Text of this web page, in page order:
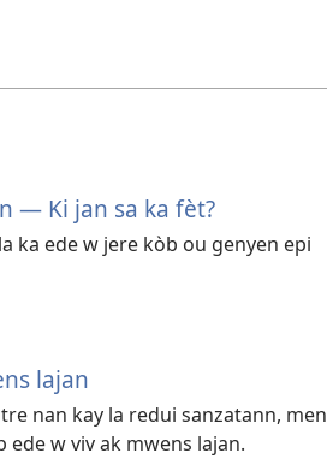
— Ki jan sa ka fèt?
ka ede w jere kòb ou genyen epi
lajan
nan kay la redui sanzatann, men
ede w viv ak mwens lajan.